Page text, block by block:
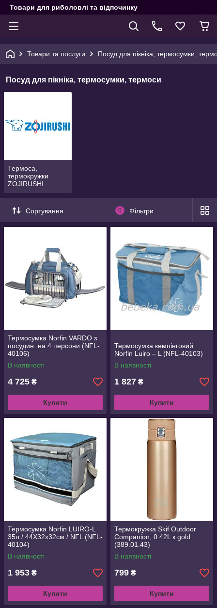
Товари для риболовлі та відпочинку
Товари та послуги Посуд для пікніка, термосумки,
Посуд для пікніка, термосумки, термоси
Термоса,
термокружки
ZOJIRUSHI
Сортування 0 Фільтри
Термосумка Norfin VARDO з
посудин. на 4 персони (NFL-
40106)
В наявності
4 725 ₴
Купити
Термосумка кемпінговий
Norfin Luiro – L (NFL-40103)
В наявності
1 827 ₴
Купити
Термосумка Norfin LUIRO-L
35л / 44Х32х32см / NFL (NFL-
40104)
В наявності
1 953 ₴
Купити
Термокружка Skif Outdoor
Companion, 0.42L к:gold
(389.01.43)
В наявності
799 ₴
Купити